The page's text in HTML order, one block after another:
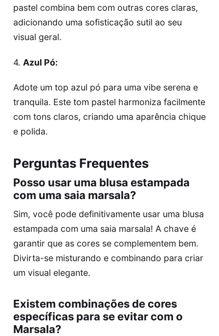
pastel combina bem com outras cores claras,
adicionando uma sofisticação sutil ao seu
visual geral.
4. Azul Pó:
Adote um top azul pó para uma vibe serena e
tranquila. Este tom pastel harmoniza facilmente
com tons claros, criando uma aparência chique
e polida.
Perguntas Frequentes
Posso usar uma blusa estampada
com uma saia marsala?
Sim, você pode definitivamente usar uma blusa
estampada com uma saia marsala! A chave é
garantir que as cores se complementem bem.
Divirta-se misturando e combinando para criar
um visual elegante.
Existem combinações de cores
específicas para se evitar com o
Marsala?